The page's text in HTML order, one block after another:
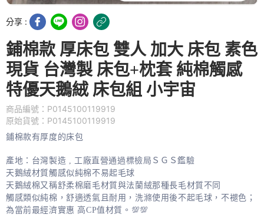
分享 :
鋪棉款 厚床包 雙人 加大 床包 素色
現貨 台灣製 床包+枕套 純棉觸感
特優天鵝絨 床包組 小宇宙
商品編號：P0145100119919
原始貨號：P0145100119919
鋪棉款有厚度的床包
產地：台灣製造 , 工廠直營通過標檢局ＳＧＳ鑑驗
天鵝絨材質觸感似純棉不易起毛球
天鵝絨棉又稱舒柔棉磨毛材質與法蘭絨那種長毛材質不同
觸感類似純棉，舒適透氣且耐用，洗滌使用後不起毛球，不褪色；
為當前最經濟實惠 高CP值材質。💯💯